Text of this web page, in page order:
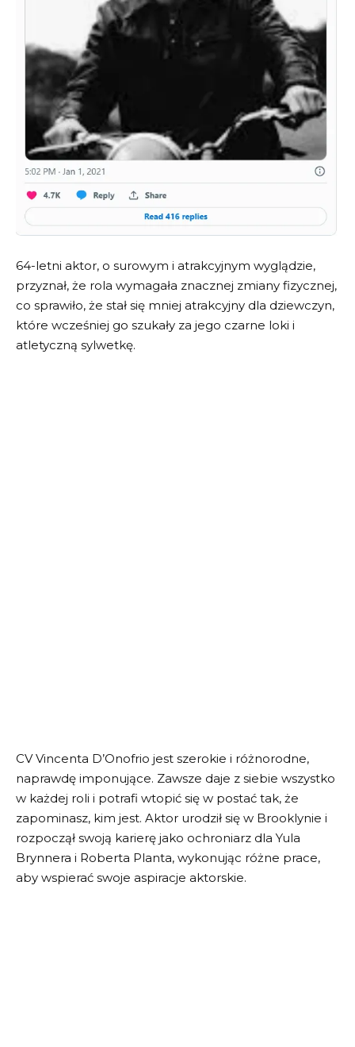
64-letni aktor, o surowym i atrakcyjnym wyglądzie,
przyznał, że rola wymagała znacznej zmiany fizycznej,
co sprawiło, że stał się mniej atrakcyjny dla dziewczyn,
które wcześniej go szukały za jego czarne loki i
atletyczną sylwetkę.
CV Vincenta D’Onofrio jest szerokie i różnorodne,
naprawdę imponujące. Zawsze daje z siebie wszystko
w każdej roli i potrafi wtopić się w postać tak, że
zapominasz, kim jest. Aktor urodził się w Brooklynie i
rozpoczął swoją karierę jako ochroniarz dla Yula
Brynnera i Roberta Planta, wykonując różne prace,
aby wspierać swoje aspiracje aktorskie.